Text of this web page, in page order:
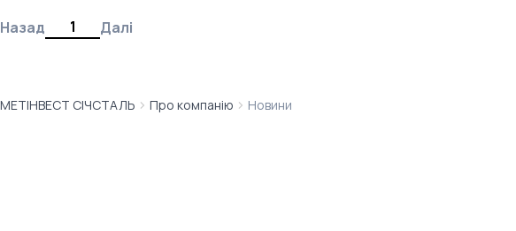
Назад 1 Далі
МЕТІНВЕСТ СІЧСТАЛЬ Про компанію Новини